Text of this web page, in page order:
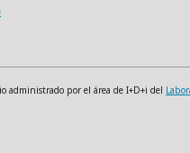
administrado por el área de I+D+i del